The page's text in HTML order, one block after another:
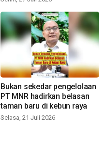
Bukan sekedar pengelolaan
PT MNR hadirkan belasan
taman baru di kebun raya
Selasa, 21 Juli 2026